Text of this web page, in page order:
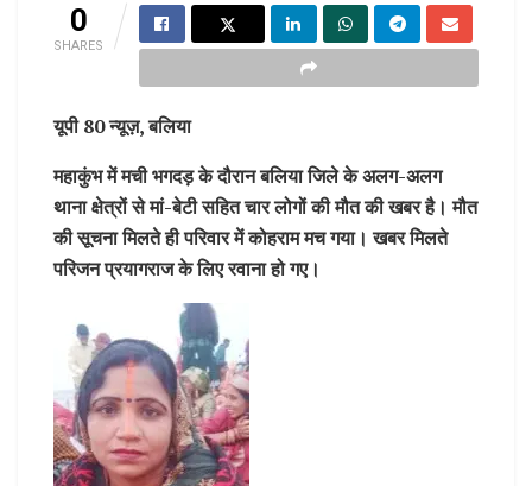
0
SHARES
यूपी 80 न्यूज़, बलिया
महाकुंभ में मची भगदड़ के दौरान बलिया जिले के अलग-अलग
थाना क्षेत्रों से मां-बेटी सहित चार लोगों की मौत की खबर है। मौत
की सूचना मिलते ही परिवार में कोहराम मच गया। खबर मिलते
परिजन प्रयागराज के लिए रवाना हो गए।